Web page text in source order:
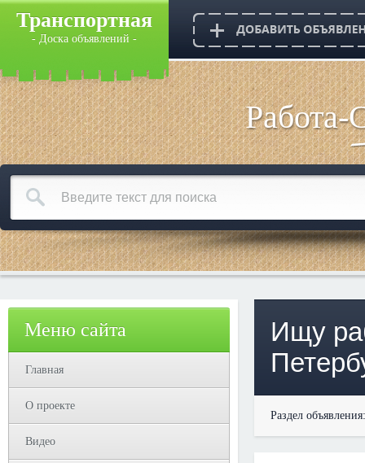
Транспортная
- Доска объявлений -
Меню сайта
Главная
О проекте
Видео
Ищу
Раздел